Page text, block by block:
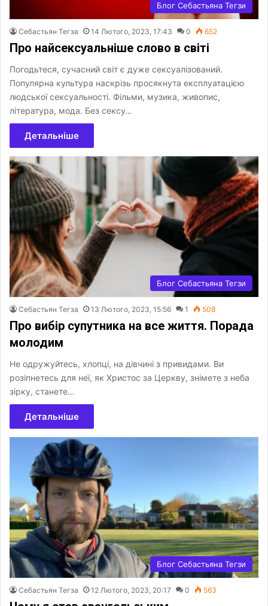
Блог Себастьяна Тегзи
Себастьян Тегза 14 Лютого, 2023, 17:43 0 652
Про найсексуальніше слово в світі
Погодьтеся, сучасний світ є дуже сексуалізований.
Популярна культура наскрізь просякнута експлуатацією
людської сексуальності. Фільми, музика, живопис,
література, мода. Без сексу…
Детальніше
Блог Себастьяна Тегзи
Себастьян Тегза 13 Лютого, 2023, 15:56 1 508
Про вибір супутника на все життя. Порада
молодим
Не одружуйтесь, хлопці, на дівчині з привидами. Ви
розіпнетесь для неї, як Христос за Церкву, знімете з неба
зірку, станете…
Детальніше
Блог Себастьяна Тегзи
Себастьян Тегза 12 Лютого, 2023, 20:17 0 563